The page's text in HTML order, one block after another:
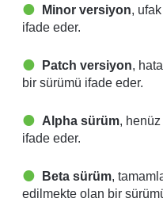
Minor versiyon,
ifade eder.
Patch versiyon,
bir sürümü ifade eder.
Alpha sürüm,
ifade eder.
Beta sürüm,
edilmekte olan bir